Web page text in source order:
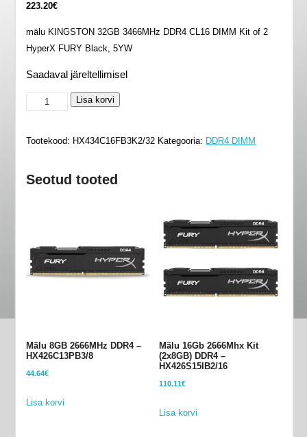
223.20€
mälu KINGSTON 32GB 3466MHz DDR4 CL16 DIMM Kit of 2
HyperX FURY Black, 5YW
Saadaval järeltellimisel
Mälu
DDR4
Lisa korvi
Tootekood: HX434C16FB3K2/32 Kategooria: DDR4 DIMM
Seotud tooted
Mälu 8GB 2666MHz DDR4 –
HX426C13PB3/8
44.64€
Lisa korvi
Mälu 16Gb 2666Mhx Kit
(2x8GB) DDR4 –
HX426S15IB2/16
110.11€
Lisa korvi